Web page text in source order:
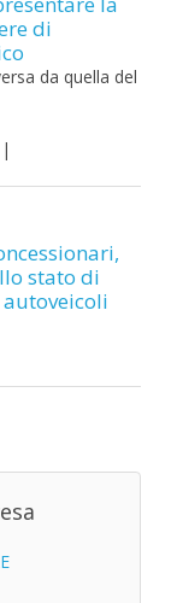
di
da quella del
|
stato di